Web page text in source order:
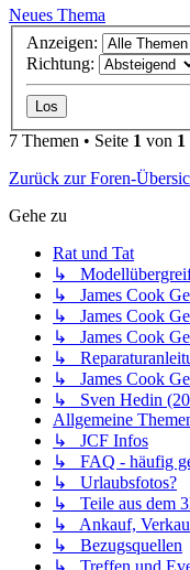
Neues Thema
Anzeigen:
Richtung:
7 Themen • Seite 1 von 1
Zurück zur Foren-
Gehe zu
Rat und Tat
↳
↳ James Cook
↳ James Cook
↳ James Cook
↳
↳ James Cook
↳ Sven Hedin
Allgemeine
↳ JCF Infos
↳ FAQ - häufig
↳ Urlaubsfotos?
↳ Teile aus dem
↳ Ankauf,
↳ Bezugsquellen